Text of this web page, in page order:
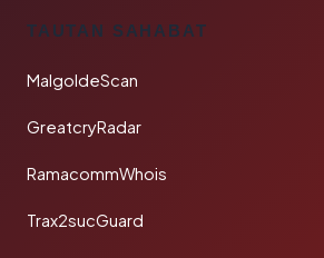
TAUTAN SAHABAT
MalgoldeScan
GreatcryRadar
RamacommWhois
Trax2sucGuard